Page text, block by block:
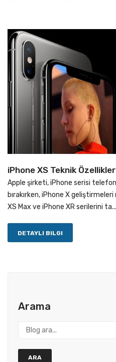
Arama
ARA
iPhone XS Teknik
Apple şirketi, iPhone serisi telefon
bırakırken, iPhone X
XS Max ve iPhone XR serilerini ta...
DETAYLI BILGI